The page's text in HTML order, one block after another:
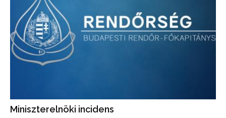
Miniszterelnöki incidens